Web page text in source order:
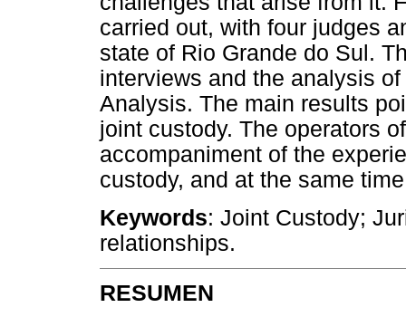
carried out, with four judges
state of Rio Grande do Sul.
interviews and the analysis
Analysis. The main results
joint custody. The operators
accompaniment of the
custody, and at the same
Keywords: Joint Custody;
relationships.
RESUMEN